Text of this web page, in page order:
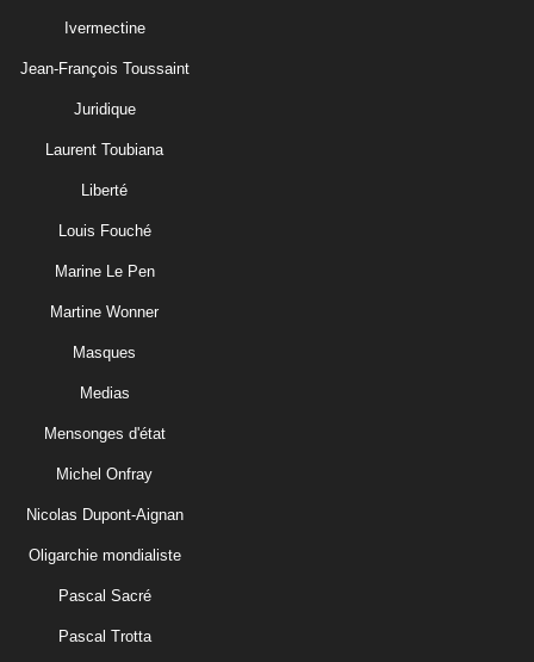
Ivermectine
Jean-François Toussaint
Juridique
Laurent Toubiana
Liberté
Louis Fouché
Marine Le Pen
Martine Wonner
Masques
Medias
Mensonges d'état
Michel Onfray
Nicolas Dupont-Aignan
Oligarchie mondialiste
Pascal Sacré
Pascal Trotta